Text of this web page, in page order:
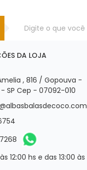
DA LOJA
, 816 / Gopouva -
SP Cep - 07092-010
12:00 hs e das 13:00 às